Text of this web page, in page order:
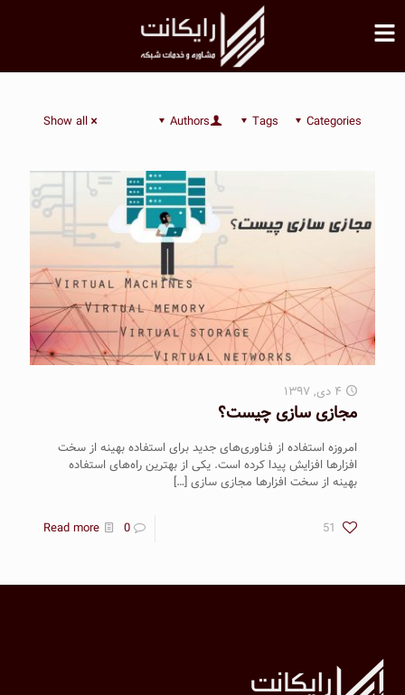
Categories
Tags
Authors
Show all
۴ دی, ۱۳۹۷
مجازی سازی چیست؟
امروزه استفاده از فناوری‌های جدید برای استفاده بهینه از سخت
افزارها افزایش پیدا کرده است. یکی از بهترین راه‌های استفاده
بهینه از سخت افزارها مجازی سازی[…]
51
0
Read more